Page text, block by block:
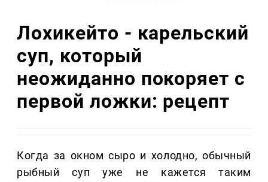
Лохикейто - карельский
суп, который
неожиданно покоряет с
первой ложки: рецепт
Когда за окном сыро и холодно, обычный
рыбный суп уже не кажется таким